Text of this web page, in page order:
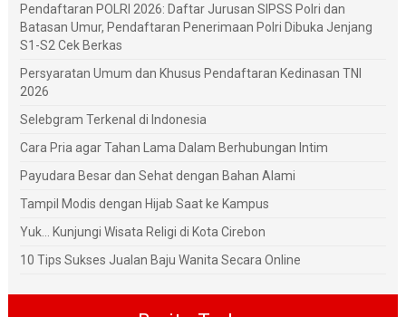
Pendaftaran POLRI 2026: Daftar Jurusan SIPSS Polri dan
Batasan Umur, Pendaftaran Penerimaan Polri Dibuka Jenjang
S1-S2 Cek Berkas
Persyaratan Umum dan Khusus Pendaftaran Kedinasan TNI
2026
Selebgram Terkenal di Indonesia
Cara Pria agar Tahan Lama Dalam Berhubungan Intim
Payudara Besar dan Sehat dengan Bahan Alami
Tampil Modis dengan Hijab Saat ke Kampus
Yuk... Kunjungi Wisata Religi di Kota Cirebon
10 Tips Sukses Jualan Baju Wanita Secara Online